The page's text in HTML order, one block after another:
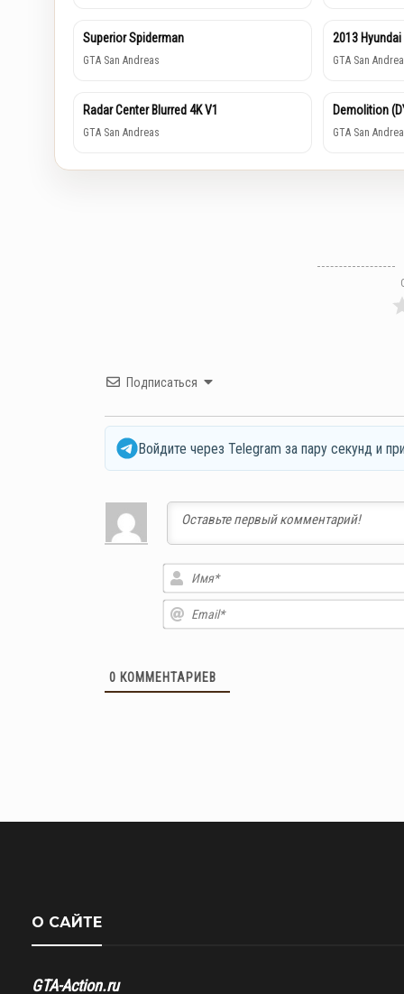
Superior Spiderman
GTA San Andreas
2013
GTA San
Radar Center Blurred 4K V1
GTA San Andreas
Demolition
GTA San
Подписаться
Войдите через Telegram за пару секунд и
0 КОММЕНТАРИЕВ
О САЙТЕ
GTA-Action.ru